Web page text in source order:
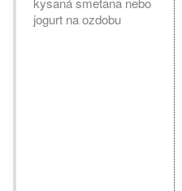
jogurt na ozdobu